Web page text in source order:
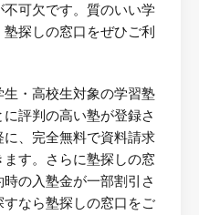
可欠です。質のいい学
探しの窓口をぜひご利
・高校生対象の学習塾
評判の高い塾が登録さ
、完全無料で資料請求
す。さらに塾探しの窓
の入塾金が一部割引さ
なら塾探しの窓口をご